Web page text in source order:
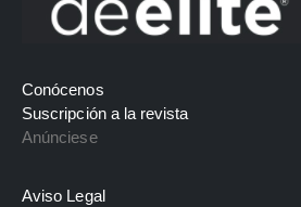
Conócenos
Suscripción a la revista
Anúnciese
Aviso Legal